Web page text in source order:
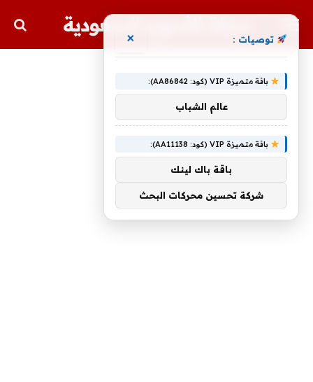
مجلة الأسهم السعودية
توصيات : ×
باقة متميزة VIP (كود: AA86842):
عالم الشباب
باقة متميزة VIP (كود: AA11138):
باقة باك لينك
شركة تحسين محركات البحث